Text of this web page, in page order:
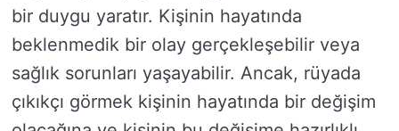
bir duygu yaratır. Kişinin hayatında
beklenmedik bir olay gerçekleşebilir veya
sağlık sorunları yaşayabilir. Ancak, rüyada
çıkıkçı görmek kişinin hayatında bir değişim